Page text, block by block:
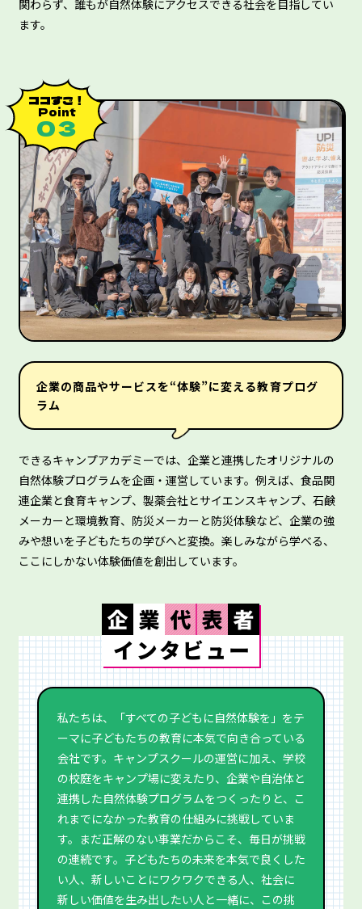
関わらず、誰もが自然体験にアクセスできる社会を目指してい
ます。
ココすご！
Point
０３
企業の商品やサービスを“体験”に変える教育プログ
ラム
できるキャンプアカデミーでは、企業と連携したオリジナルの
自然体験プログラムを企画・運営しています。例えば、食品関
連企業と食育キャンプ、製薬会社とサイエンスキャンプ、石鹸
メーカーと環境教育、防災メーカーと防災体験など、企業の強
みや想いを子どもたちの学びへと変換。楽しみながら学べる、
ここにしかない体験価値を創出しています。
私たちは、「すべての子どもに自然体験を」をテ
ーマに子どもたちの教育に本気で向き合っている
会社です。キャンプスクールの運営に加え、学校
の校庭をキャンプ場に変えたり、企業や自治体と
連携した自然体験プログラムをつくったりと、こ
れまでになかった教育の仕組みに挑戦していま
す。まだ正解のない事業だからこそ、毎日が挑戦
の連続です。子どもたちの未来を本気で良くした
い人、新しいことにワクワクできる人、社会に
新しい価値を生み出したい人と一緒に、この挑